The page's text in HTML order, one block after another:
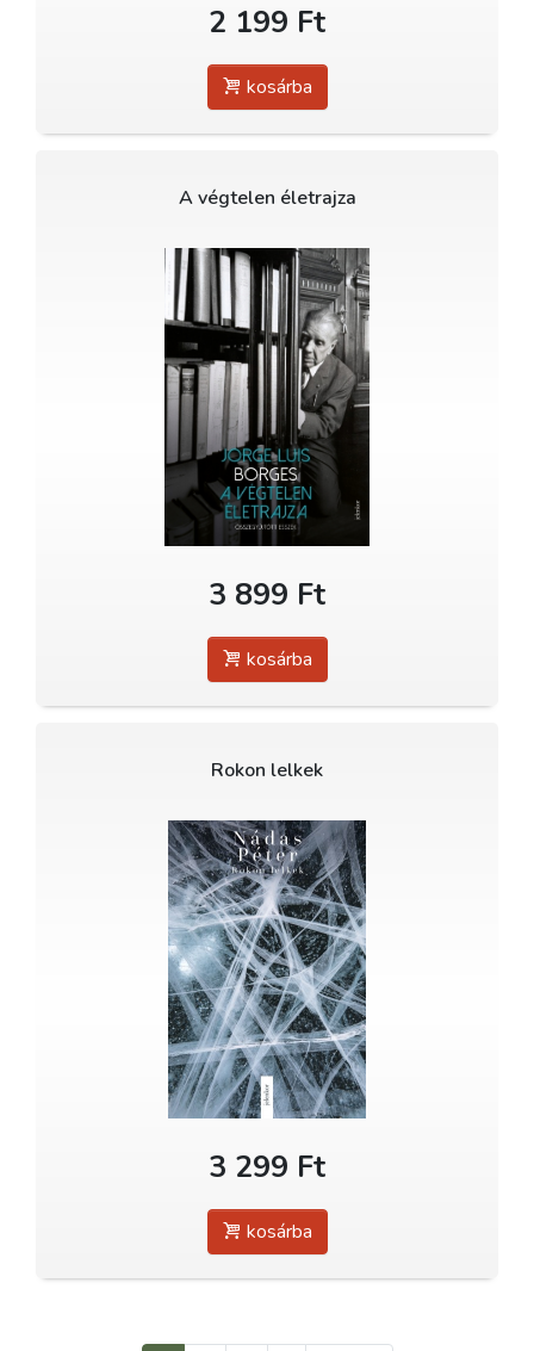
2 199 Ft
kosárba
A végtelen életrajza
3 899 Ft
kosárba
Rokon lelkek
3 299 Ft
kosárba